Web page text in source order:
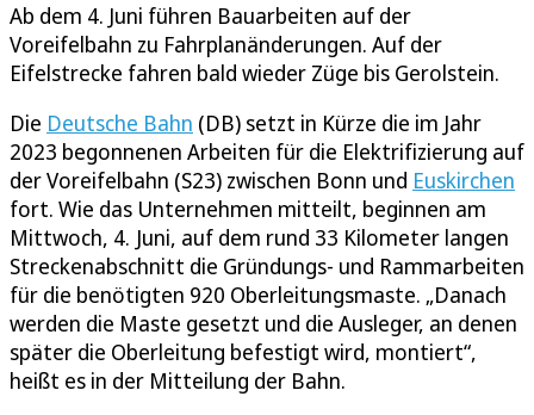
Ab dem 4. Juni führen Bauarbeiten auf der
Voreifelbahn zu Fahrplanänderungen. Auf der
Eifelstrecke fahren bald wieder Züge bis Gerolstein.
Die Deutsche Bahn (DB) setzt in Kürze die im Jahr
2023 begonnenen Arbeiten für die Elektrifizierung auf
der Voreifelbahn (S23) zwischen Bonn und Euskirchen
fort. Wie das Unternehmen mitteilt, beginnen am
Mittwoch, 4. Juni, auf dem rund 33 Kilometer langen
Streckenabschnitt die Gründungs- und Rammarbeiten
für die benötigten 920 Oberleitungsmaste. „Danach
werden die Maste gesetzt und die Ausleger, an denen
später die Oberleitung befestigt wird, montiert“,
heißt es in der Mitteilung der Bahn.